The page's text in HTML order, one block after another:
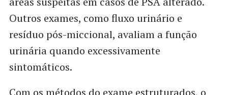
Outros exames, como fluxo urinário e
resíduo pós-miccional, avaliam a função
urinária quando excessivamente
sintomáticos.